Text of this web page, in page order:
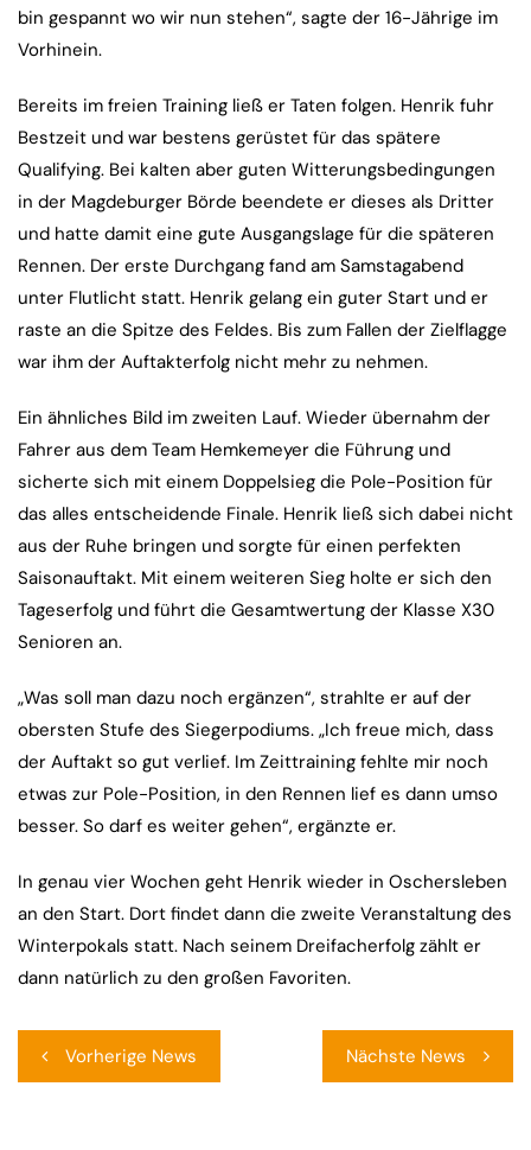
bin gespannt wo wir nun stehen“, sagte der 16-Jährige im
Vorhinein.
Bereits im freien Training ließ er Taten folgen. Henrik fuhr
Bestzeit und war bestens gerüstet für das spätere
Qualifying. Bei kalten aber guten Witterungsbedingungen
in der Magdeburger Börde beendete er dieses als Dritter
und hatte damit eine gute Ausgangslage für die späteren
Rennen. Der erste Durchgang fand am Samstagabend
unter Flutlicht statt. Henrik gelang ein guter Start und er
raste an die Spitze des Feldes. Bis zum Fallen der Zielflagge
war ihm der Auftakterfolg nicht mehr zu nehmen.
Ein ähnliches Bild im zweiten Lauf. Wieder übernahm der
Fahrer aus dem Team Hemkemeyer die Führung und
sicherte sich mit einem Doppelsieg die Pole-Position für
das alles entscheidende Finale. Henrik ließ sich dabei nicht
aus der Ruhe bringen und sorgte für einen perfekten
Saisonauftakt. Mit einem weiteren Sieg holte er sich den
Tageserfolg und führt die Gesamtwertung der Klasse X30
Senioren an.
„Was soll man dazu noch ergänzen“, strahlte er auf der
obersten Stufe des Siegerpodiums. „Ich freue mich, dass
der Auftakt so gut verlief. Im Zeittraining fehlte mir noch
etwas zur Pole-Position, in den Rennen lief es dann umso
besser. So darf es weiter gehen“, ergänzte er.
In genau vier Wochen geht Henrik wieder in Oschersleben
an den Start. Dort findet dann die zweite Veranstaltung des
Winterpokals statt. Nach seinem Dreifacherfolg zählt er
dann natürlich zu den großen Favoriten.
Vorherige News Nächste News